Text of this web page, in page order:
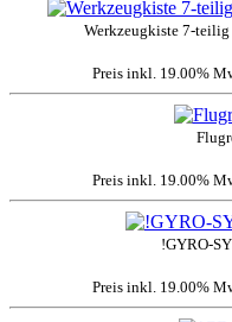
Werkzeugkiste 7-
Preis inkl. 19.00%
Preis inkl. 19.00%
!GYRO-
Preis inkl. 19.00%